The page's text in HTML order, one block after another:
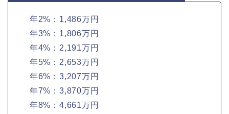
年2%：1,486万円
年3%：1,806万円
年4%：2,191万円
年5%：2,653万円
年6%：3,207万円
年7%：3,870万円
年8%：4,661万円